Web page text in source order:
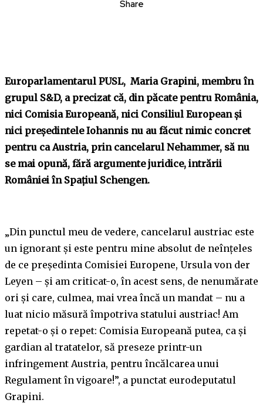
Share
Europarlamentarul PUSL, Maria Grapini, membru în
grupul S&D, a precizat că, din păcate pentru România,
nici Comisia Europeană, nici Consiliul European și
nici președintele Iohannis nu au făcut nimic concret
pentru ca Austria, prin cancelarul Nehammer, să nu
se mai opună, fără argumente juridice, intrării
României în Spațiul Schengen.
„Din punctul meu de vedere, cancelarul austriac este
un ignorant și este pentru mine absolut de neînțeles
de ce președinta Comisiei Europene, Ursula von der
Leyen – și am criticat-o, în acest sens, de nenumărate
ori și care, culmea, mai vrea încă un mandat – nu a
luat nicio măsură împotriva statului austriac! Am
repetat-o și o repet: Comisia Europeană putea, ca și
gardian al tratatelor, să preseze printr-un
infringement Austria, pentru încălcarea unui
Regulament în vigoare!”, a punctat eurodeputatul
Grapini.